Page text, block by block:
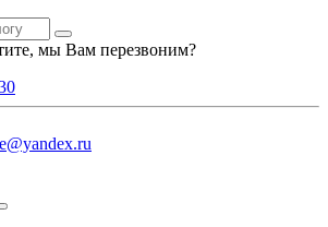
мы Вам перезвоним?